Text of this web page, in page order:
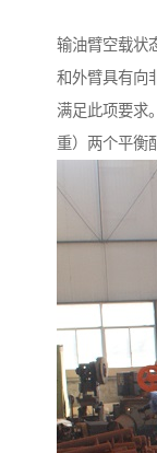
输油臂空载状
和外臂具有向
满足此项要求
重）两个平衡